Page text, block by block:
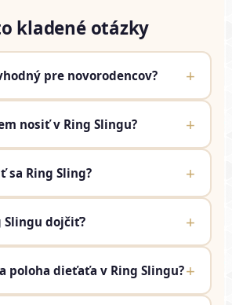
kladené otázky
pre novorodencov? +
nosiť v Ring Slingu? +
sa Ring Sling? +
Slingu dojčiť? +
poloha dieťaťa v Ring Slingu?+